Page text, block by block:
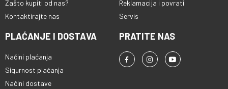
Zašto kupiti od nas?
Kontaktirajte nas
Reklamacija i povrati
Servis
PLAĆANJE I DOSTAVA
Načini plaćanja
Sigurnost plaćanja
Načini dostave
PRATITE NAS